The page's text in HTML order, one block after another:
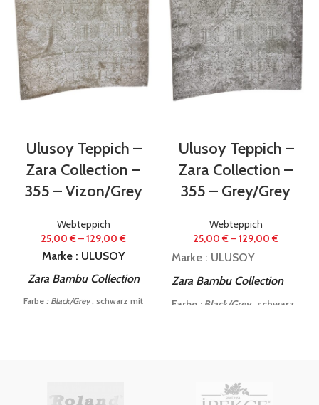
Ulusoy Teppich –
Zara Collection –
355 – Vizon/Grey
Webteppich
25,00 €–129,00 €
Marke : ULUSOY
Zara Bambu Collection
Farbe : Black/Grey, schwarz mit
matt/dunkler
Ulusoy Teppich –
Zara Collection –
355 – Grey/Grey
Webteppich
25,00 €–129,00 €
Marke : ULUSOY
Zara Bambu Collection
Farbe : Black/Grey , schwarz
je nach Blickrichtung :
hell/glänzend &